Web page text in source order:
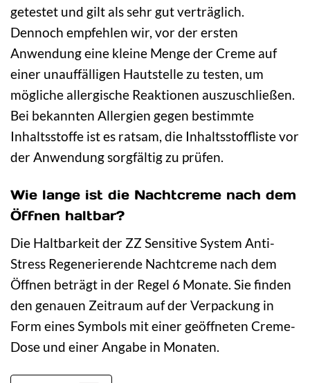
getestet und gilt als sehr gut verträglich.
Dennoch empfehlen wir, vor der ersten
Anwendung eine kleine Menge der Creme auf
einer unauffälligen Hautstelle zu testen, um
mögliche allergische Reaktionen auszuschließen.
Bei bekannten Allergien gegen bestimmte
Inhaltsstoffe ist es ratsam, die Inhaltsstoffliste vor
der Anwendung sorgfältig zu prüfen.
Wie lange ist die Nachtcreme nach dem
Öffnen haltbar?
Die Haltbarkeit der ZZ Sensitive System Anti-
Stress Regenerierende Nachtcreme nach dem
Öffnen beträgt in der Regel 6 Monate. Sie finden
den genauen Zeitraum auf der Verpackung in
Form eines Symbols mit einer geöffneten Creme-
Dose und einer Angabe in Monaten.